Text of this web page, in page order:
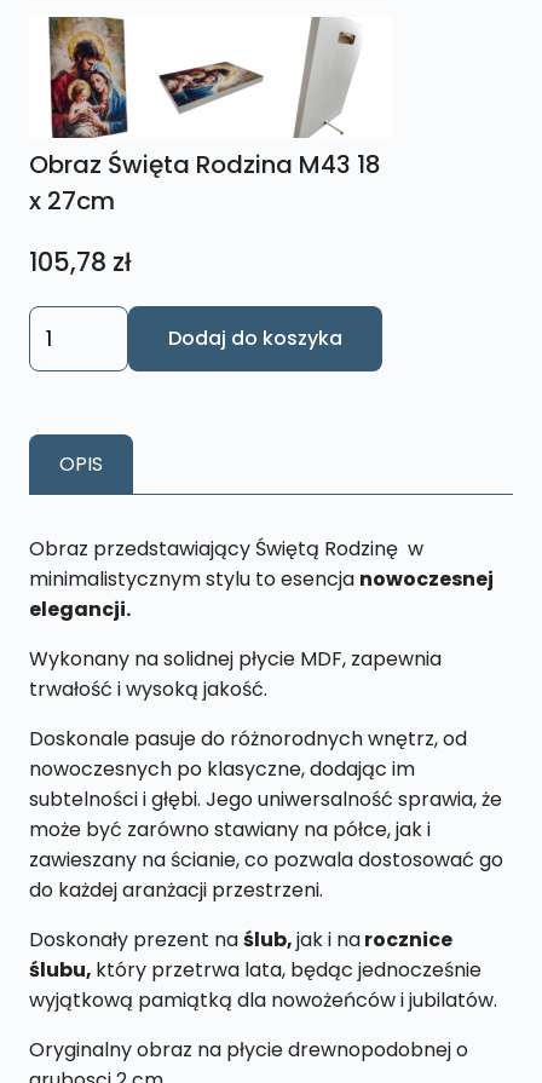
Obraz Święta Rodzina M43 18
x 27cm
105,78 zł
ilość
Obraz
M43
27cm
Dodaj do koszyka
OPIS
Obraz przedstawiający Świętą Rodzinę w
minimalistycznym stylu to esencja nowoczesnej
elegancji.
Wykonany na solidnej płycie MDF, zapewnia
trwałość i wysoką jakość.
Doskonale pasuje do różnorodnych wnętrz, od
nowoczesnych po klasyczne, dodając im
subtelności i głębi. Jego uniwersalność sprawia, że
może być zarówno stawiany na półce, jak i
zawieszany na ścianie, co pozwala dostosować go
do każdej aranżacji przestrzeni.
Doskonały prezent naślub,jak i narocznice
ślubu, który przetrwa lata, będąc jednocześnie
wyjątkową pamiątką dla nowożeńców i jubilatów.
Oryginalny obraz na płycie drewnopodobnej o